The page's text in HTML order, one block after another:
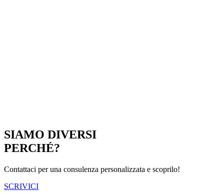
SIAMO DIVERSI
PERCHÉ?
Contattaci per una consulenza personalizzata e scoprilo!
SCRIVICI